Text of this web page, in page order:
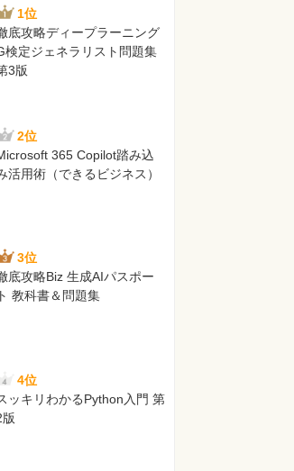
1位
底攻略ディープラーニング
検定ジェネラリスト問題集
3版
2位
365 Copilot踏み込
活用術（できるビジネス）
3位
底攻略Biz 生成AIパスポー
ト 教科書＆問題集
4位
ッキリわかるPython入門 第
版